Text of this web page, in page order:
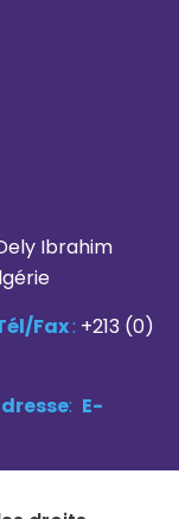
Ibrahim
Fax: +213 (0)
: E-